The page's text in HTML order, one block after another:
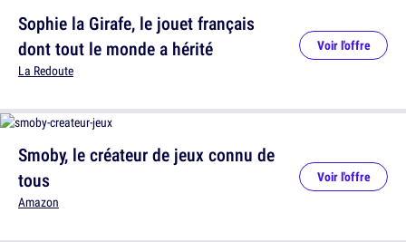
Smoby, le créateur de jeux connu de
tous
Amazon
Voir l'offre
Sophie la Girafe, le jouet français
dont tout le monde a hérité
La Redoute
Voir l'offre